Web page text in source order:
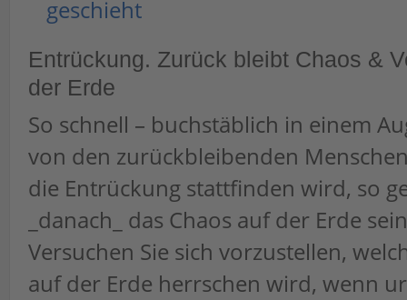
geschieht
Entrückung. Zurück bleibt Chaos &
der Erde
So schnell – buchstäblich in einem
von den zurückbleibenden
die Entrückung stattfinden wird, so
_danach_ das Chaos auf der Erde
Versuchen Sie sich vorzustellen,
auf der Erde herrschen wird, wenn